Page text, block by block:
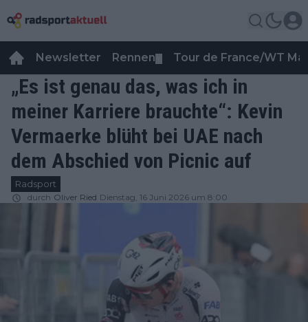
Newsletter Rennen Tour de France/WT
„Es ist genau das, was ich in
meiner Karriere brauchte“: Kevin
Vermaerke blüht bei UAE nach
dem Abschied von Picnic auf
Radsport
durch Oliver Ried Dienstag, 16 Juni 2026 um 8:00